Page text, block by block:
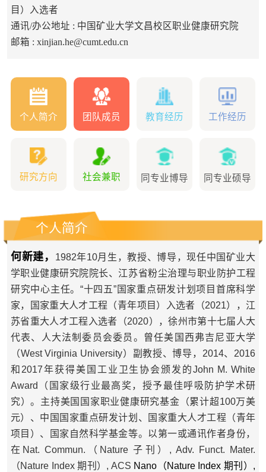
目）入选者
通讯/办公地址 : 中国矿业大学文昌校区职业健康研究院
邮箱 : xinjian.he@cumt.edu.cn
个人简介 团队成员 教育经历 工作经历
研究方向 社会兼职 同专业博导 同专业硕导
个人简介
何新建，
1982年10月生，教授、博导，现任中国矿业大
学职业健康研究院院长、江苏省粉尘治理与职业防护工程
研究中心主任。“十四五”国家重点研发计划项目首席科学
家，国家重大人才工程（青年项目）入选者（2021），江
苏省重大人才工程入选者（2020），徐州市第十七届人大
代表、人大法制委员会委员。曾任美国西弗吉尼亚大学
（West Virginia University）副教授、博导，2014、2016
和2017年获得美国工业卫生协会颁发的John M. White
Award（国家级行业最高奖，授予最佳呼吸防护学术研
究）。主持美国国家职业健康研究基金（累计超100万美
元）、中国国家重点研发计划、国家重大人才工程（青年
项目）、国家自然科学基金等。以第一或通讯作者身份，
在Nat. Commun.（Nature 子刊）, Adv. Funct. Mater.
（Nature Index 期刊） , ACS Nano （Nature Index 期刊） ,